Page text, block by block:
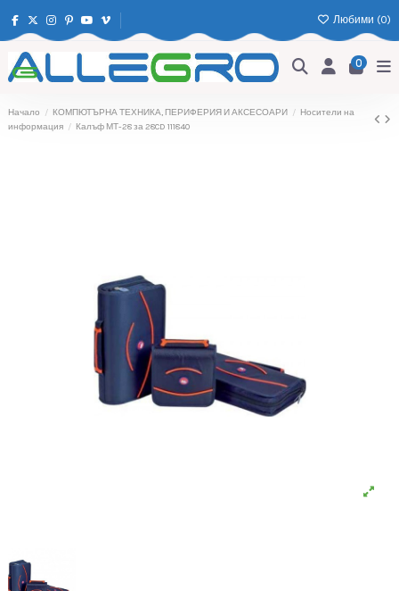
Любими (0)
0
Начало КОМПЮТЪРНА ТЕХНИКА, ПЕРИФЕРИЯ И АКСЕСОАРИ
Носители на
информация
Калъф МТ-28 за 28CD 111840